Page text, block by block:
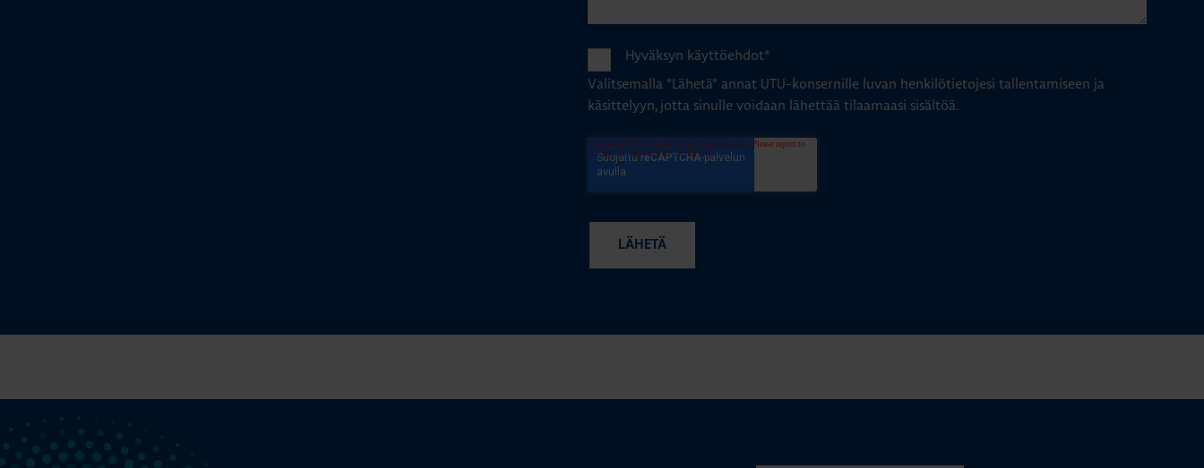
Hyväksyn käyttöehdot*
Valitsemalla "Lähetä" annat UTU-konsernille luvan henkilötietojesi tallentamiseen ja
käsittelyyn, jotta sinulle voidaan lähettää tilaamaasi sisältöä.